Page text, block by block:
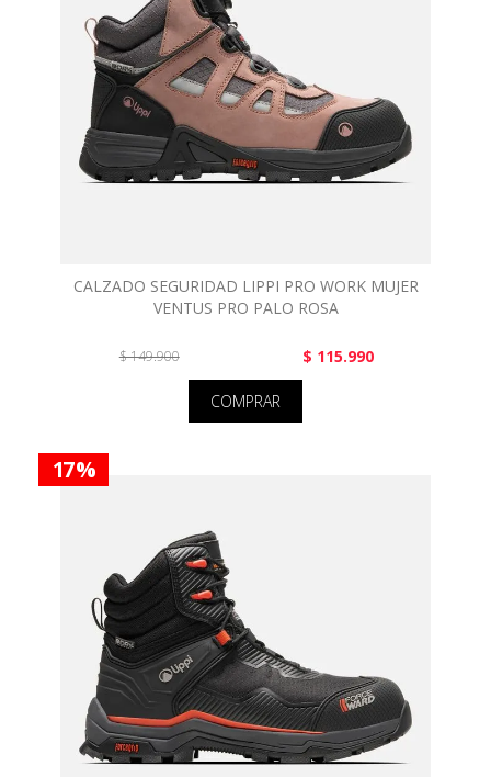
CALZADO SEGURIDAD LIPPI PRO WORK MUJER
VENTUS PRO PALO ROSA
$ 149.900 $ 115.990
COMPRAR
17 %